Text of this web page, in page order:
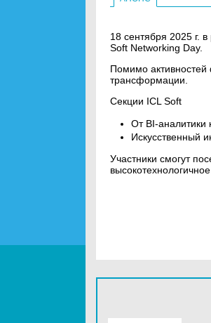
18 сентября 2025 г.
Soft Networking Day.
Помимо
трансформации.
Секции ICL Soft
От BI-аналитики
Искусственный
Участники смогут